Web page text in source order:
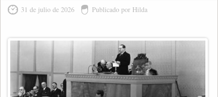
31 de julio de 2026 Publicado por Hilda